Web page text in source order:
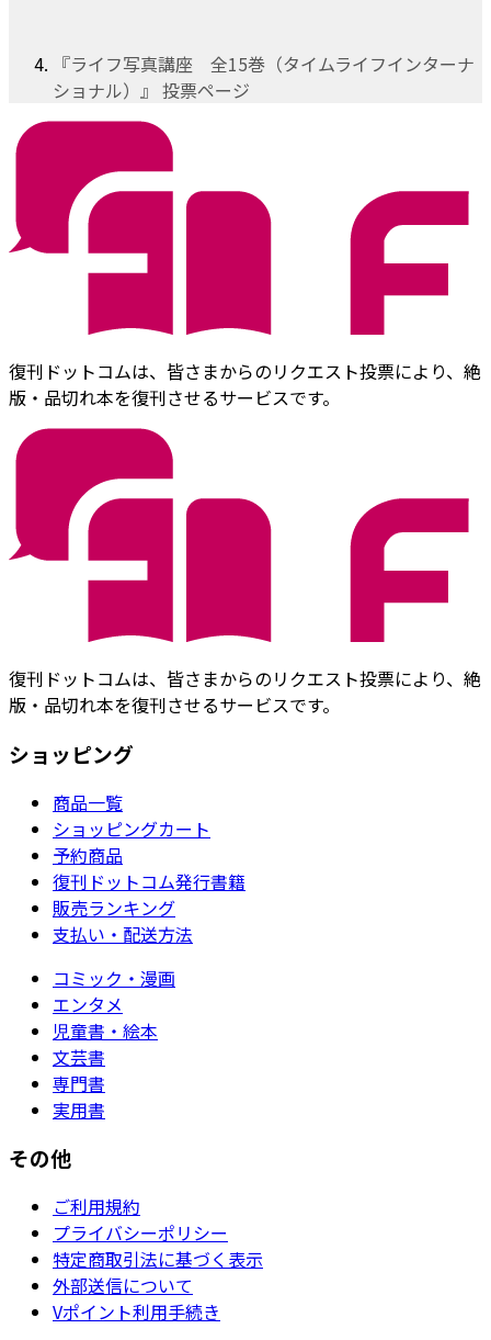
『ライフ写真講座 全15巻（タイムライフインターナ
ショナル）』 投票ページ
復刊ドットコムは、皆さまからのリクエスト投票により、絶
版・品切れ本を復刊させるサービスです。
復刊ドットコムは、皆さまからのリクエスト投票により、絶
版・品切れ本を復刊させるサービスです。
ショッピング
商品一覧
ショッピングカート
予約商品
復刊ドットコム発行書籍
販売ランキング
支払い・配送方法
コミック・漫画
エンタメ
児童書・絵本
文芸書
専門書
実用書
その他
ご利用規約
プライバシーポリシー
特定商取引法に基づく表示
外部送信について
Vポイント利用手続き